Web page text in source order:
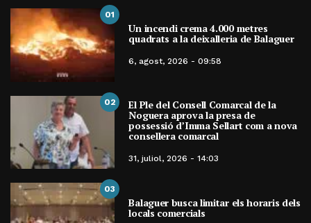
01
Un incendi crema 4.000 metres
quadrats a la deixalleria de Balaguer
6, agost, 2026 - 09:58
02 El Ple del Consell Comarcal de la
Noguera aprova la presa de
possessió d’Imma Sellart com a nova
consellera comarcal
31, juliol, 2026 - 14:03
03
Balaguer busca limitar els horaris dels
locals comercials